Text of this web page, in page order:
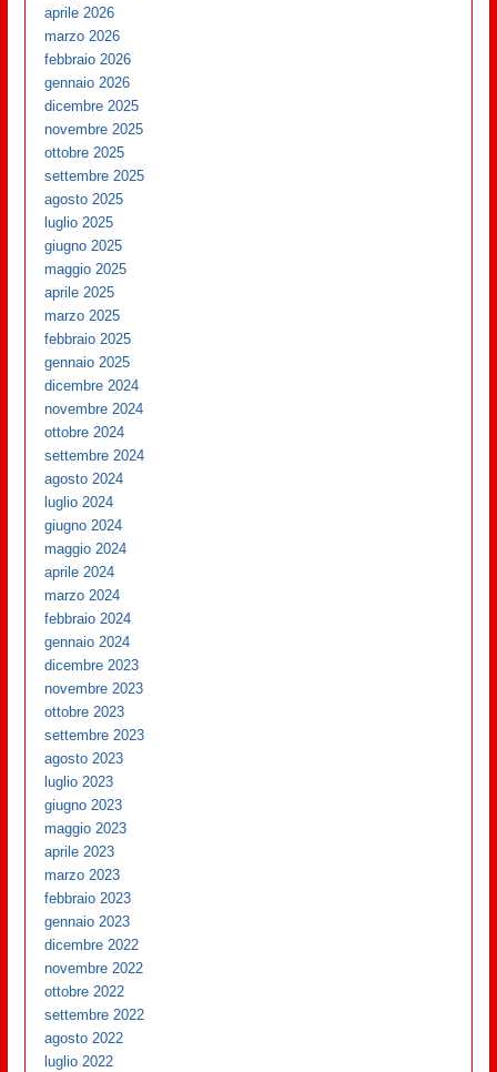
aprile 2026
marzo 2026
febbraio 2026
gennaio 2026
dicembre 2025
novembre 2025
ottobre 2025
settembre 2025
agosto 2025
luglio 2025
giugno 2025
maggio 2025
aprile 2025
marzo 2025
febbraio 2025
gennaio 2025
dicembre 2024
novembre 2024
ottobre 2024
settembre 2024
agosto 2024
luglio 2024
giugno 2024
maggio 2024
aprile 2024
marzo 2024
febbraio 2024
gennaio 2024
dicembre 2023
novembre 2023
ottobre 2023
settembre 2023
agosto 2023
luglio 2023
giugno 2023
maggio 2023
aprile 2023
marzo 2023
febbraio 2023
gennaio 2023
dicembre 2022
novembre 2022
ottobre 2022
settembre 2022
agosto 2022
luglio 2022